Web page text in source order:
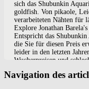
Navigation des